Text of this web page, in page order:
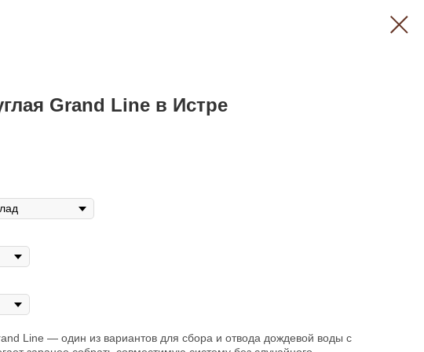
Grand Line в Истре
Line — один из вариантов для сбора и отвода дождевой воды с